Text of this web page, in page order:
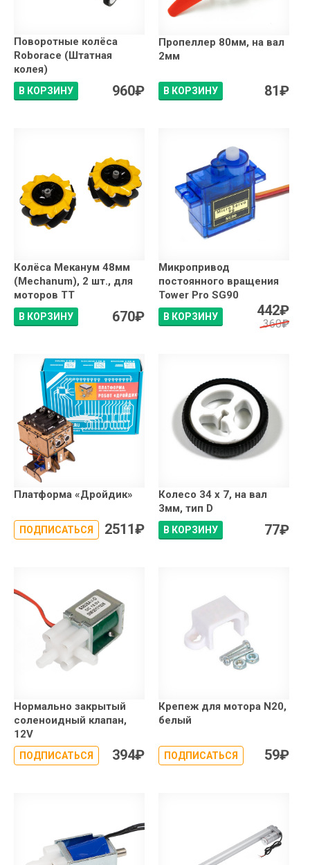
Поворотные колёса
Roborace (Штатная
колея)
В КОРЗИНУ 960₽
Пропеллер 80мм, на вал
2мм
В КОРЗИНУ 81₽
Колёса Меканум 48мм
(Mechanum), 2 шт., для
моторов ТТ
В КОРЗИНУ 670₽
Микропривод
постоянного вращения
Tower Pro SG90
В КОРЗИНУ 442₽
360₽
Платформа «Дройдик»
ПОДПИСАТЬСЯ 2511₽
Колесо 34 х 7, на вал
3мм, тип D
В КОРЗИНУ 77₽
Нормально закрытый
соленоидный клапан,
12V
ПОДПИСАТЬСЯ 394₽
Крепеж для мотора N20,
белый
ПОДПИСАТЬСЯ 59₽